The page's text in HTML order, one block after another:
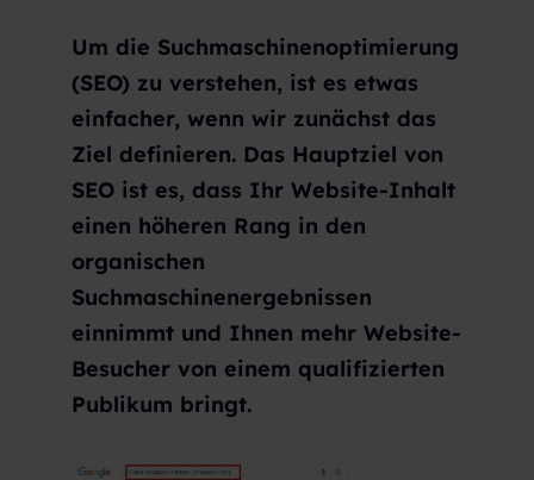
Um die Suchmaschinenoptimierung
(SEO) zu verstehen, ist es etwas
einfacher, wenn wir zunächst das
Ziel definieren. Das Hauptziel von
SEO ist es, dass Ihr Website-Inhalt
einen höheren Rang in den
organischen
Suchmaschinenergebnissen
einnimmt und Ihnen mehr Website-
Besucher von einem qualifizierten
Publikum bringt.